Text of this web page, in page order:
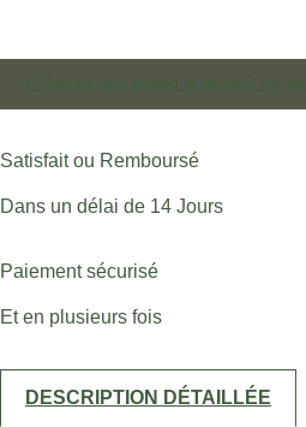
Satisfait ou Remboursé
Dans un délai de 14 Jours
Paiement sécurisé
Et en plusieurs fois
DESCRIPTION DÉTAILLÉE